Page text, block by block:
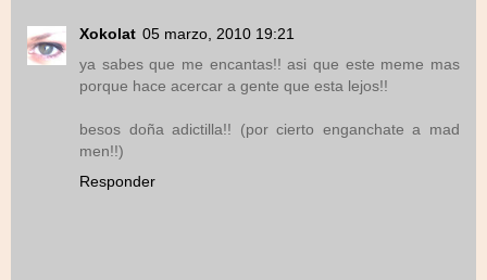
Xokolat 05 marzo, 2010 19:21
ya sabes que me encantas!! asi que este meme mas
porque hace acercar a gente que esta lejos!!
besos doña adictilla!! (por cierto enganchate a mad
men!!)
Responder